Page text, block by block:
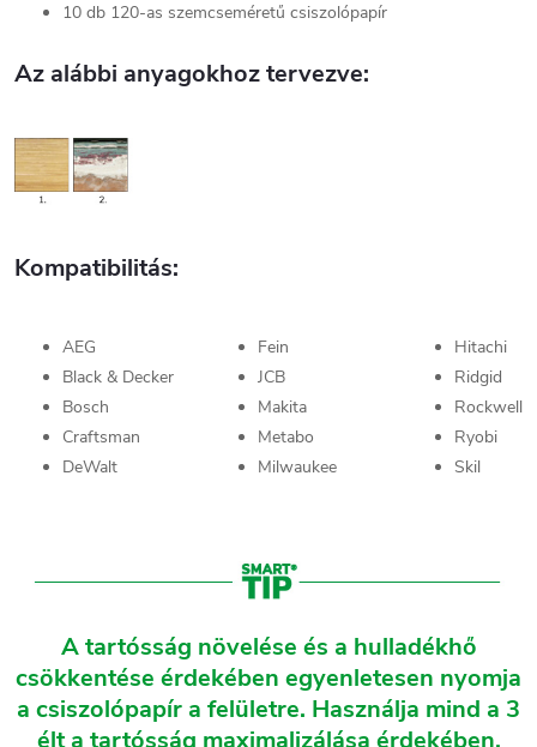
10 db 120-as szemcseméretű csiszolópapír
Az alábbi anyagokhoz tervezve:
Kompatibilitás:
AEG
Black & Decker
Bosch
Craftsman
DeWalt
Fein
JCB
Makita
Metabo
Milwaukee
Hitachi
Ridgid
Rockwell
Ryobi
Skil
A tartósság növelése és a hulladékhő
csökkentése érdekében egyenletesen nyomja
a csiszolópapír a felületre. Használja mind a 3
élt a tartósság maximalizálása érdekében.